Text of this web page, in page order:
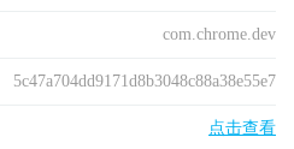
com.chrome.dev
5c47a704dd9171d8b3048c88a38e55e7
点击查看